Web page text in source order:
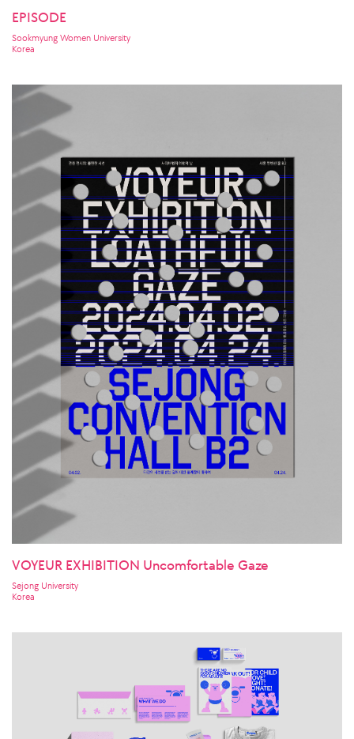
EPISODE
Sookmyung Women University
Korea
VOYEUR EXHIBITION Uncomfortable Gaze
Sejong University
Korea